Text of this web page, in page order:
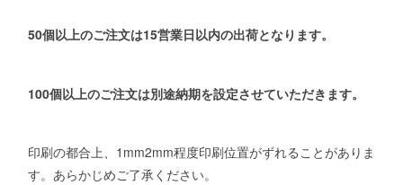
50個以上のご注文は15営業日以内の出荷となります。
100個以上のご注文は別途納期を設定させていただきます。
印刷の都合上、1mm2mm程度印刷位置がずれることがありま
す。あらかじめご了承ください。